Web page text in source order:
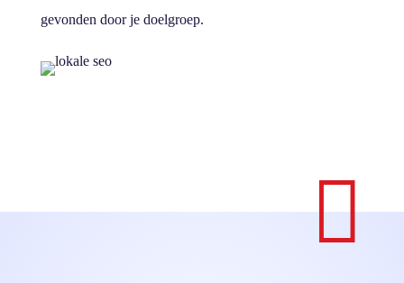
gevonden door je doelgroep.
